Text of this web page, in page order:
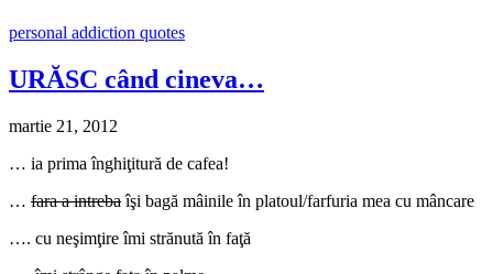
personal addiction quotes
URĂSC când cineva…
martie 21, 2012
… ia prima înghiţitură de cafea!
… fara a intrebaîşi bagă mâinile în platoul/farfuria mea cu mâncare
…. cu neşimţire îmi strănută în faţă